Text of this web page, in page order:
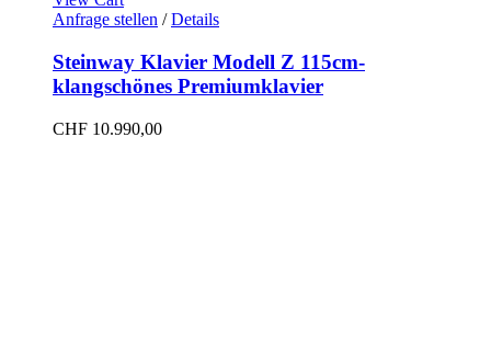
Anfrage stellen / Details
Steinway Klavier Modell Z 115cm-
klangschönes Premiumklavier
CHF 10.990,00